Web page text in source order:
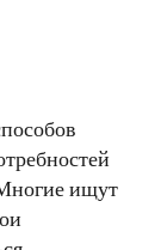
Искусство
истинной
ищут